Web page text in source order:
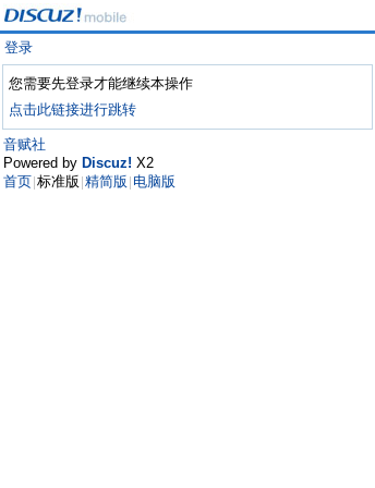
登录
您需要先登录才能继续本操作
点击此链接进行跳转
音赋社
Powered by Discuz! X2
首页 标准版 精简版 电脑版